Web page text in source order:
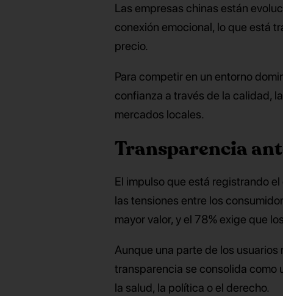
Las empresas chinas están
conexión emocional, lo que está
precio.
Para competir en un entorno
confianza a través de la calidad,
mercados locales.
Transparencia
El impulso que está registrando
las tensiones entre los
mayor valor, y el 78% exige que
Aunque una parte de los
transparencia se consolida como
la salud, la política o el derecho.